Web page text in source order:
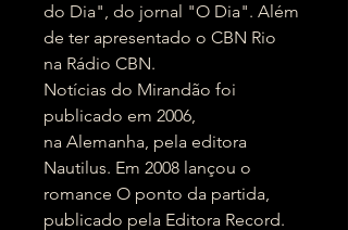
do Dia", do jornal "O Dia". Além
de ter apresentado o CBN Rio
na Rádio CBN.
Notícias do Mirandão foi
publicado em 2006,
na Alemanha, pela editora
Nautilus. Em 2008 lançou o
romance O ponto da partida,
publicado pela Editora Record.